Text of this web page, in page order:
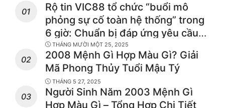
Rộ tin VIC88 tổ chức “buổi mô
phỏng sự cố toàn hệ thống” trong
6 giờ: Chuẩn bị đáp ứng yêu cầu
an toàn – minh bạch cho thí điểm
cá cược hợp pháp?
THÁNG MƯỜI MỘT 25, 2025
2008 Mệnh Gì Hợp Màu Gì? Giải
Mã Phong Thủy Tuổi Mậu Tý
THÁNG 5 27, 2025
Người Sinh Năm 2003 Mệnh Gì
Hợp Màu Gì – Tổng Hợp Chi Tiết